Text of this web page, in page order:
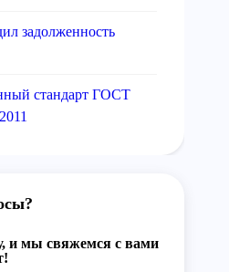
задолженность
стандарт ГОСТ
и мы свяжемся с вами